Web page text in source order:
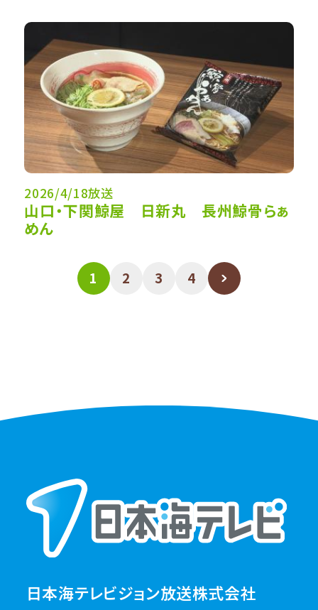
2026/4/18放送
山口・下関鯨屋 日新丸 長州鯨骨らぁ
めん
1 2 3 4
日本海テレビジョン放送株式会社